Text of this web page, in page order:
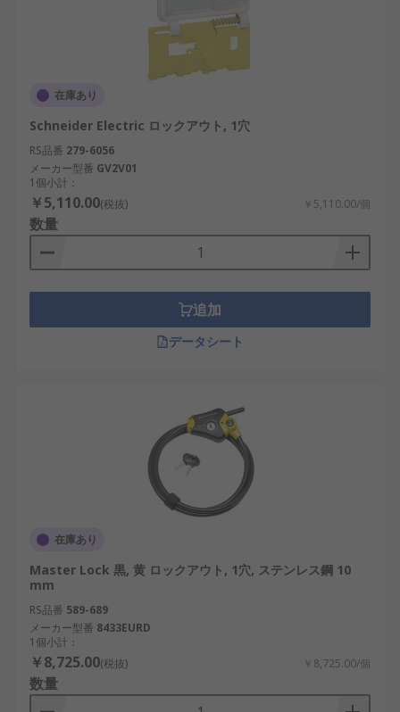
在庫あり
Schneider Electric ロックアウト, 1穴
RS品番 279-6056
メーカー型番 GV2V01
1個小計：
￥5,110.00(税抜) ￥5,110.00/個
数量
追加
データシート
在庫あり
Master Lock 黒, 黄 ロックアウト, 1穴, ステンレス鋼 10
mm
RS品番 589-689
メーカー型番 8433EURD
1個小計：
￥8,725.00(税抜) ￥8,725.00/個
数量